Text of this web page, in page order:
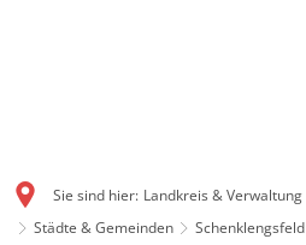
Sie sind hier: Landkreis & Verwaltung
Städte & Gemeinden
Schenklengsfeld